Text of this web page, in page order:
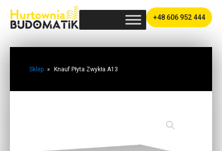
+48 606 952 444
Sklep » Knauf Płyta Zwykła A13